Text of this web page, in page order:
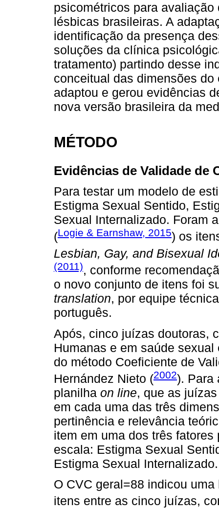
psicométricos para
lésbicas brasileiras. A
identificação da presença
soluções da clínica
tratamento) partindo desse
conceitual das dimensões
adaptou e gerou evidências
nova versão brasileira da
MÉTODO
Evidências de Validade de
Para testar um modelo de
Estigma Sexual Sentido,
Sexual Internalizado. Foram
(Logie & Earnshaw, 2015) os
Lesbian, Gay, and Bisexual
(2011), conforme
o novo conjunto de itens foi
translation, por equipe
português.
Após, cinco juízas doutoras,
Humanas e em saúde
do método Coeficiente de
Hernández Nieto (2002). Para
planilha on line, que as
em cada uma das três
pertinência e relevância
item em uma dos três
escala: Estigma Sexual
Estigma Sexual Internalizado.
O CVC geral=88 indicou
itens entre as cinco juízas,